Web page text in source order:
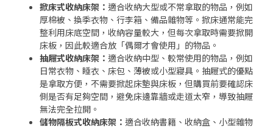
掀床式收納床架： 適合收納大型或不常拿取的物品，例如
厚棉被、換季衣物、行李箱、備品雜物等。掀床通常能完
整利用床底空間，收納容量較大，但每次拿取時需要掀開
床板，因此較適合放「偶爾才會使用」的物品。
抽屜式收納床架： 適合收納中型、較常使用的物品，例如
日常衣物、睡衣、床包、薄被或小型寢具。抽屜式的優點
是拿取方便，不需要掀起床墊與床板，但購買前要確認床
側是否有足夠空間，避免床邊靠牆或走道太窄，導致抽屜
無法完全拉開。
儲物隔板式收納床架： 適合收納書籍、收納盒、小型雜物